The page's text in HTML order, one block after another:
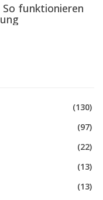
funktionieren
(130)
(97)
(22)
(13)
(13)